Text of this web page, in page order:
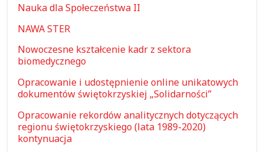
Nauka dla Społeczeństwa II
NAWA STER
Nowoczesne kształcenie kadr z sektora
biomedycznego
Opracowanie i udostępnienie online unikatowych
dokumentów świętokrzyskiej „Solidarności”
Opracowanie rekordów analitycznych dotyczących
regionu świętokrzyskiego (lata 1989-2020)
kontynuacja